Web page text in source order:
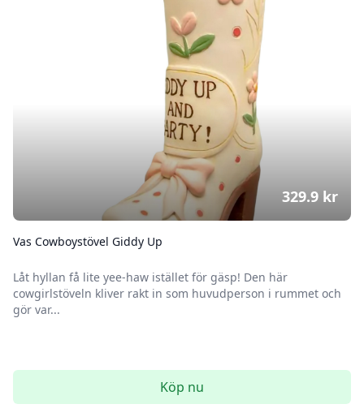
Vas Cowboystövel Giddy Up
Låt hyllan få lite yee-haw istället för gäsp! Den här
cowgirlstöveln kliver rakt in som huvudperson i rummet och
gör var...
329.9 kr
Köp nu